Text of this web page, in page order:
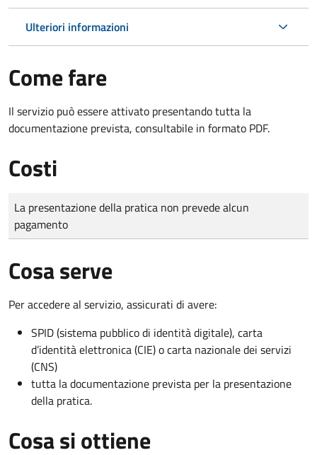
Ulteriori informazioni
Come fare
Il servizio può essere attivato presentando tutta la
documentazione prevista, consultabile in formato PDF.
Costi
Tipo di pagamento
Importo
La presentazione della pratica non prevede alcun
pagamento
Cosa serve
Per accedere al servizio, assicurati di avere:
SPID (sistema pubblico di identità digitale), carta
d’identità elettronica (CIE) o carta nazionale dei servizi
(CNS)
tutta la documentazione prevista per la presentazione
della pratica.
Cosa si ottiene